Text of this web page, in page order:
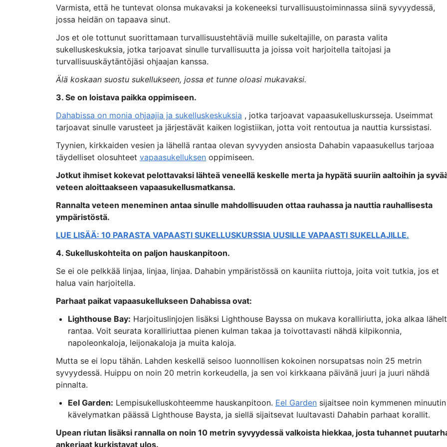
Varmista, että he tuntevat olonsa mukavaksi ja kokeneeksi turvallisuustoiminnassa siinä syvyydessä,
jossa heidän on tapaava sinut.
Jos et ole tottunut suorittamaan turvallisuustehtäviä muille sukeltajille, on parasta valita
sukelluskeskuksia, jotka tarjoavat sinulle turvallisuutta ja joissa voit harjoitella taitojasi ja
turvallisuuskäytäntöjäsi ohjaajan kanssa.
Älä koskaan suostu sukellukseen, jossa et tunne oloasi mukavaksi.
3. Se on loistava paikka oppimiseen.
Dahabissa on monia ohjaajia ja sukelluskeskuksia , jotka tarjoavat vapaasukelluskursseja. Useimmat
tarjoavat sinulle varusteet ja järjestävät kaiken logistiikan, jotta voit rentoutua ja nauttia kurssistasi.
Tyynien, kirkkaiden vesien ja lähellä rantaa olevan syvyyden ansiosta Dahabin vapaasukellus tarjoaa
täydelliset olosuhteet vapaasukelluksenoppimiseen.
Jotkut ihmiset kokevat pelottavaksi lähteä veneellä keskelle merta ja hypätä suuriin aaltoihin ja
veteen aloittaakseen vapaasukellusmatkansa.
Rannalta veteen meneminen antaa sinulle mahdollisuuden ottaa rauhassa ja nauttia rauhallisesta
ympäristöstä.
LUE LISÄÄ: 10 PARASTA VAPAASTI SUKELLUSKURSSIA UUSILLE VAPAASTI SUKELLAJILLE.
4. Sukelluskohteita on paljon hauskanpitoon.
Se ei ole pelkkää linjaa, linjaa, linjaa. Dahabin ympäristössä on kauniita riuttoja, joita voit tutkia, jos et
halua vain harjoitella.
Parhaat paikat vapaasukellukseen Dahabissa ovat:
Lighthouse Bay: Harjoituslinjojen lisäksi Lighthouse Bayssa on mukava koralliriutta, joka alkaa
rantaa. Voit seurata koralliriuttaa pienen kulman takaa ja toivottavasti nähdä kilpikonnia,
napoleonkaloja, leijonakaloja ja muita kaloja.
Mutta se ei lopu tähän. Lahden keskellä seisoo luonnollisen kokoinen norsupatsas noin 25 metrin
syvyydessä. Huippu on noin 20 metrin korkeudella, ja sen voi kirkkaana päivänä juuri ja juuri nähdä
pinnalta.
Eel Garden: Lempisukelluskohteemme hauskanpitoon. Eel Gardensijaitsee noin kymmenen minuutin
kävelymatkan päässä Lighthouse Baysta, ja siellä sijaitsevat luultavasti Dahabin parhaat korallit.
Upean riutan lisäksi rannalla on noin 10 metrin syvyydessä valkoista hiekkaa, josta tuhannet
ankeriaat kurkistavat ulos.